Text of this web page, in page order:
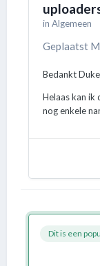
in Algemeen
Geplaatst
Bedankt
Helaas kan ik
nog enkele
Dit is een